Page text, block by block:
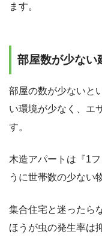
ます。
部屋数が少ない
部屋の数が少ないと
い環境が少なく、エ
す。
木造アパートは『1
うに世帯数の少ない
集合住宅と迷ったら
ほうが虫の発生率は